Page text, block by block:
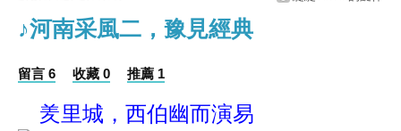
♪河南采風二，豫見經典
留言 6 收藏 0 推薦 1
羑里城，西伯幽而演易